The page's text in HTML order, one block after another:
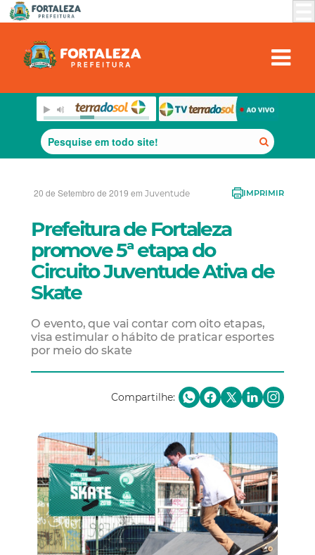
20 de Setembro de 2019 em Juventude IMPRIMIR
Prefeitura de Fortaleza
promove 5ª etapa do
Circuito Juventude Ativa de
Skate
O evento, que vai contar com oito etapas,
visa estimular o hábito de praticar esportes
por meio do skate
Compartilhe: